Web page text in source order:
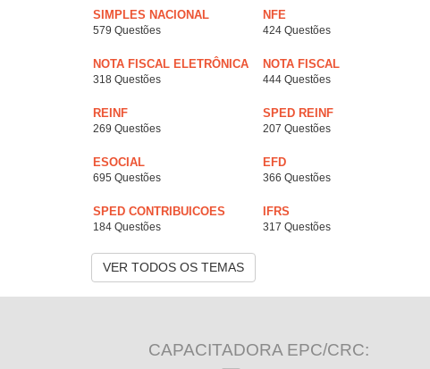
SIMPLES NACIONAL
579 Questões
NFE
424 Questões
NOTA FISCAL ELETRÔNICA
318 Questões
NOTA FISCAL
444 Questões
REINF
269 Questões
SPED REINF
207 Questões
ESOCIAL
695 Questões
EFD
366 Questões
SPED CONTRIBUICOES
184 Questões
IFRS
317 Questões
VER TODOS OS TEMAS
CAPACITADORA EPC/CRC: